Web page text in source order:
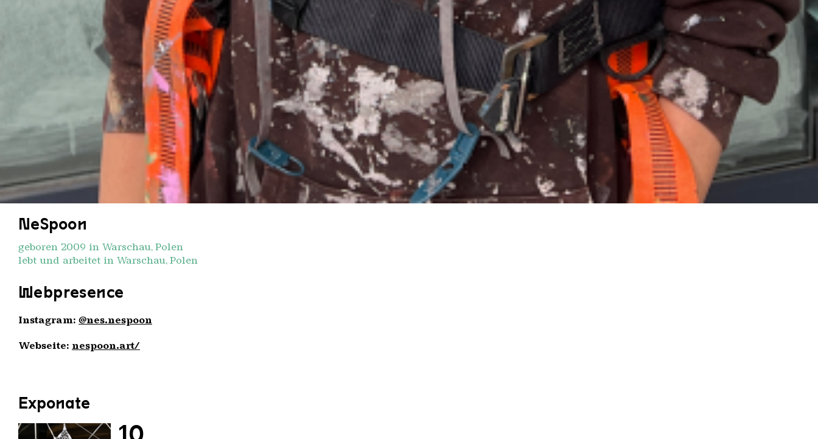
NeSpoon
geboren 2009 in Warschau, Polen
lebt und arbeitet in Warschau, Polen
Webpresence
Instagram: @nes.nespoon
Webseite: nespoon.art/
Exponate